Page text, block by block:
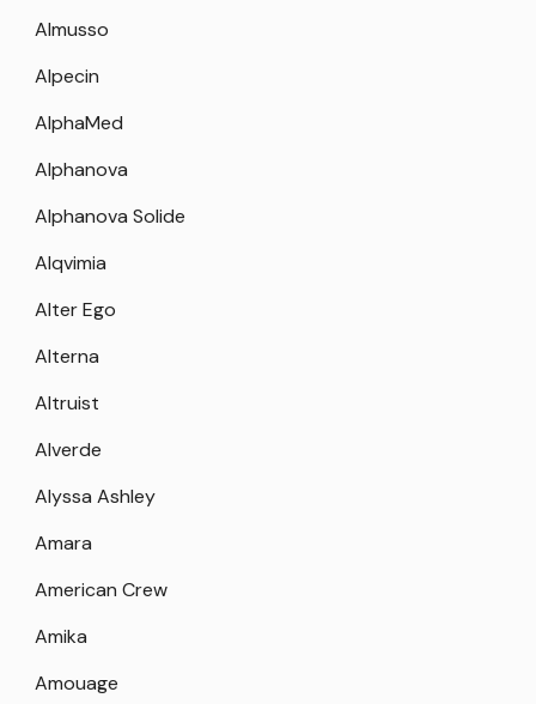
Almusso
Alpecin
AlphaMed
Alphanova
Alphanova Solide
Alqvimia
Alter Ego
Alterna
Altruist
Alverde
Alyssa Ashley
Amara
American Crew
Amika
Amouage